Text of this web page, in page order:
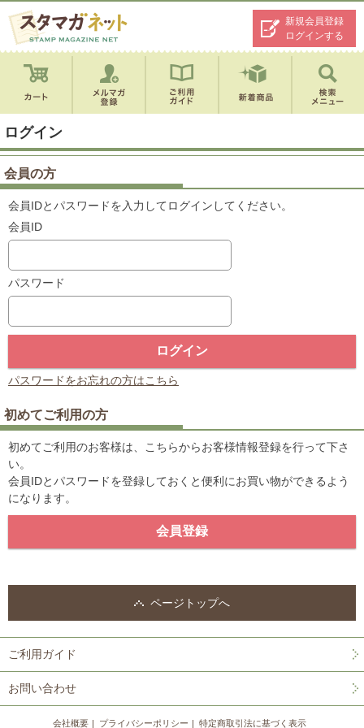
新規会員登録
ログインする
ログイン
会員の方
会員IDとパスワードを入力してログインしてください。
会員ID
パスワード
パスワードをお忘れの方はこちら
初めてご利用の方
初めてご利用のお客様は、こちらからお客様情報登録を行って下さ
い。
会員IDとパスワードを登録しておくと便利にお買い物ができるよう
になります。
ページトップへ
ご利用ガイド
お問い合わせ
会社概要 プライバシーポリシー 特定商取引法に基づく表示